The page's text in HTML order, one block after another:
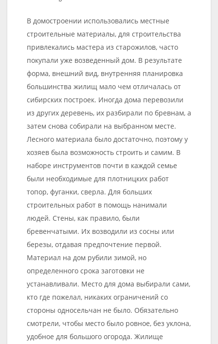
В домостроении использовались местные
строительные материалы, для строительства
привлекались мастера из старожилов, часто
покупали уже возведенный дом. В результате
форма, внешний вид, внутренняя планировка
большинства жилищ мало чем отличалась от
сибирских построек. Иногда дома перевозили
из других деревень, их разбирали по бревнам, а
затем снова собирали на выбранном месте.
Лесного материала было достаточно, поэтому у
хозяев была возможность строить и самим. В
наборе инструментов почти в каждой семье
были необходимые для плотницких работ
топор, фуганки, сверла. Для больших
строительных работ в помощь нанимали
людей. Стены, как правило, были
бревенчатыми. Их возводили из сосны или
березы, отдавая предпочтение первой.
Материал на дом рубили зимой, но
определенного срока заготовки не
устанавливали. Место для дома выбирали сами,
кто где пожелал, никаких ограничений со
стороны односельчан не было. Обязательно
смотрели, чтобы место было ровное, без уклона,
удобное для большого огорода. Жилище